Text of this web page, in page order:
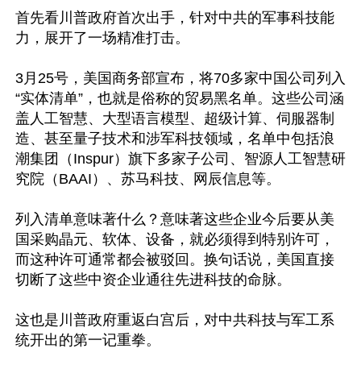
首先看川普政府首次出手，针对中共的军事科技能
力，展开了一场精准打击。
3月25号，美国商务部宣布，将70多家中国公司列入
“实体清单”，也就是俗称的贸易黑名单。这些公司涵
盖人工智慧、大型语言模型、超级计算、伺服器制
造、甚至量子技术和涉军科技领域，名单中包括浪
潮集团（Inspur）旗下多家子公司、智源人工智慧研
究院（BAAI）、苏马科技、网辰信息等​​​。
列入清单意味著什么？意味著这些企业今后要从美
国采购晶元、软体、设备，就必须得到特别许可，
而这种许可通常都会被驳回。换句话说，美国直接
切断了这些中资企业通往先进科技的命脉。
这也是川普政府重返白宫后，对中共科技与军工系
统开出的第一记重拳。